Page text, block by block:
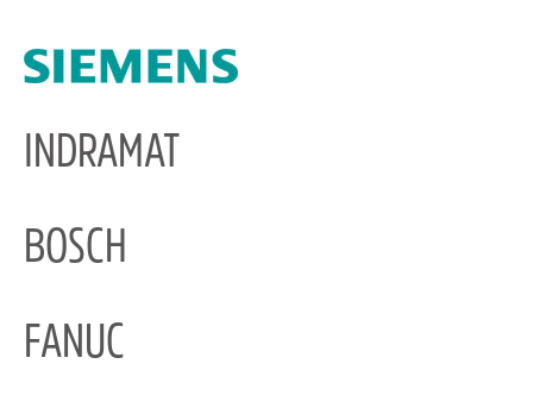
INDRAMAT
BOSCH
FANUC